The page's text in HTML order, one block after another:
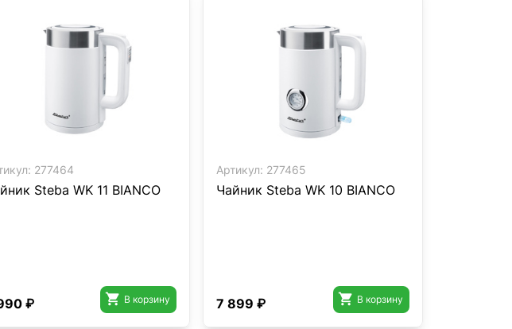
277464
Steba WK 11 BIANCO
₽  В корзину
Артикул: 277465
Чайник Steba WK 10 BIANCO
7 899 ₽  В корзину